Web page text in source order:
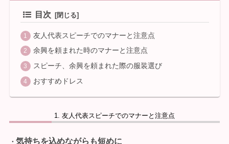
目次
友人代表スピーチでのマナーと注意点
余興を頼まれた時のマナーと注意点
スピーチ、余興を頼まれた際の服装選び
おすすめドレス
友人代表スピーチでのマナーと注意点
・気持ちを込めながらも短めに